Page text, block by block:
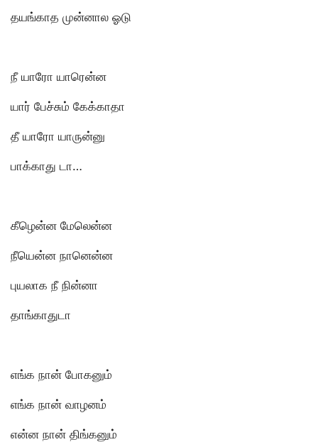
தயங்காத முன்னால ஓடு
நீ யாரோ யாரென்ன
யார் பேச்சும் கேக்காதா
தீ யாரோ யாருன்னு
பாக்காது டா…
கீழென்ன மேலென்ன
நீயென்ன நானென்ன
புயலாக நீ நின்னா
தாங்காதுடா
எங்க நான் போகனும்
எங்க நான் வாழனம்
என்ன நான் திங்கனும்